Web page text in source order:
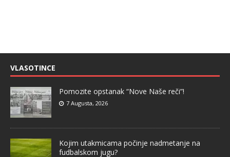
VLASOTINCE
Pomozite opstanak “Nove Naše reči”!
7 Augusta, 2026
Kojim utakmicama počinje nadmetanje na
fudbalskom jugu?